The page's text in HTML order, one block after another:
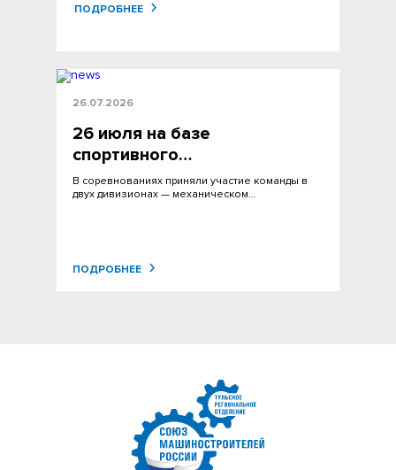
ПОДРОБНЕЕ
26.07.2026
26 июля на базе
спортивного…
В соревнованиях приняли участие команды в
двух дивизионах — механическом…
ПОДРОБНЕЕ